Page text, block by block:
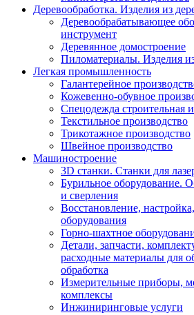
Деревообработка. Изделия из
Деревообрабатывающее
инструмент
Деревянное домостроение
Пиломатериалы. Изделия
Легкая промышленность
Галантерейное
Кожевенно-обувное
Спецодежда строительная
Текстильное производство
Трикотажное производство
Швейное производство
Машиностроение
3D станки. Станки для
Бурильное оборудование.
и сверления
Восстановление,
оборудования
Горно-шахтное
Детали, запчасти,
расходные материалы для
обработка
Измерительные приборы,
комплексы
Инжиниринговые услуги